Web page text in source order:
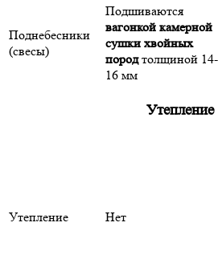
Поднебесники
(свесы)
Подшиваются
вагонкой камерной
сушки хвойных
породтолщиной 14-
16 мм
Утепление
Утепление Нет